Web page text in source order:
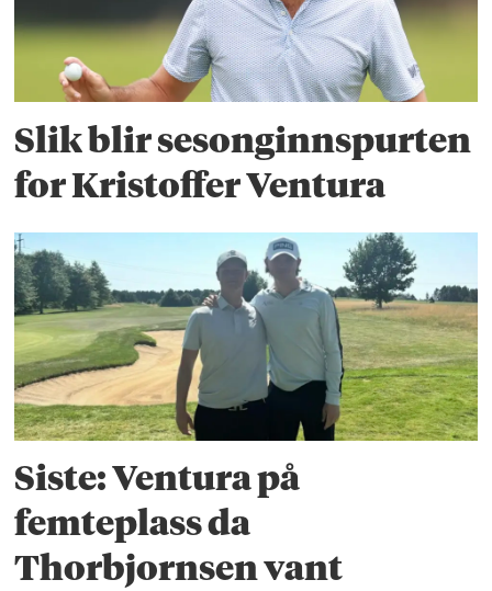
Slik blir sesonginnspurten
for Kristoffer Ventura
Siste: Ventura på
femteplass da
Thorbjornsen vant